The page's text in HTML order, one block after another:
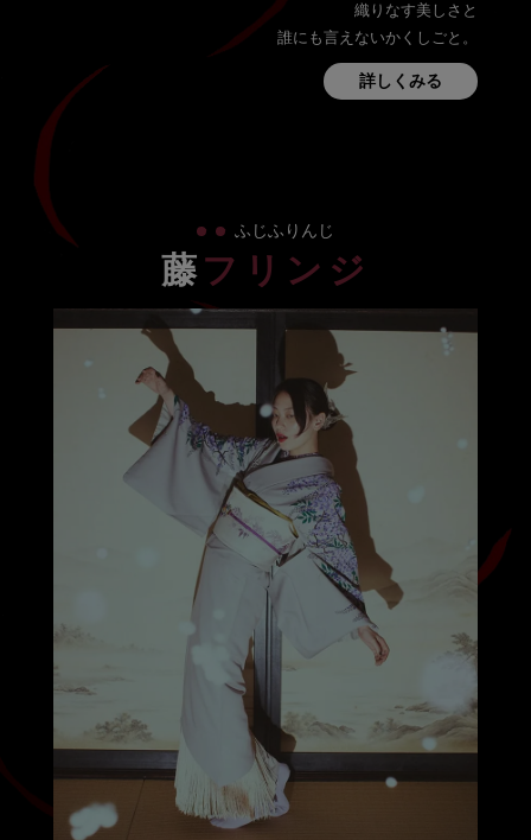
織りなす美しさと
誰にも言えないかくしごと。
詳しくみる
・ ・ ふじふりんじ
藤フリンジ